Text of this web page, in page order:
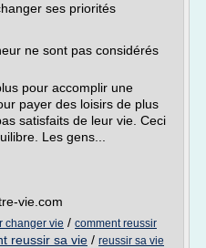
ses priorités
ne sont pas considérés
pour accomplir une
payer des loisirs de plus
satisfaits de leur vie. Ceci
Les gens...
vie.com
changer vie / comment reussir
reussir sa vie / reussir sa vie